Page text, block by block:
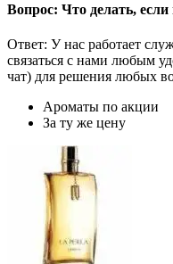
Вопрос: Что делать,
Ответ: У нас работает
связаться с нами любым
чат) для решения любых
Ароматы по акции
За ту же цену